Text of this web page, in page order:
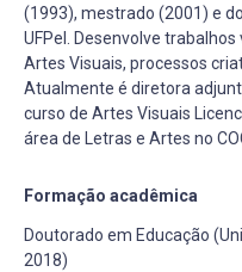
(1993), mestrado (2001) e
UFPel. Desenvolve
Artes Visuais, processos
Atualmente é diretora
curso de Artes Visuais
área de Letras e Artes no
Formação acadêmica
Doutorado em Educação
2018)